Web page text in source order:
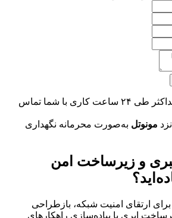
کارشناسان امنیتی ما حداکثر طی ۲۴ ساعت کاری با شما تماس
مونوتل به‌صورت محرمانه نگهداری
و زیرساخت امن
ارتقای امنیت شبکه، بازطراحی
ابری یا پیاده‌سازی راهکارهای